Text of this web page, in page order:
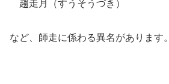
趨走月（すうそうづき）
など、師走に係わる異名があります。